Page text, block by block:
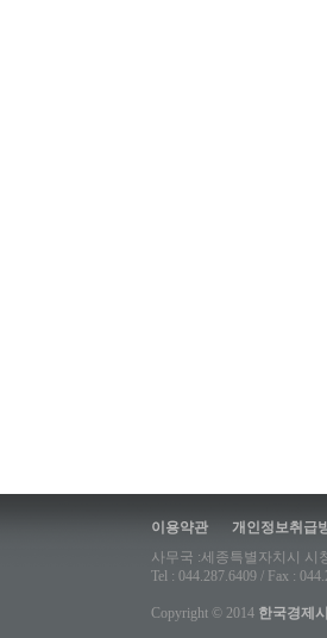
이용약관
개인정보취급
사무국 :세종특별자치시 시
Tel : 044.287.6409 / Fax :
Copyright © 2014 한국경제